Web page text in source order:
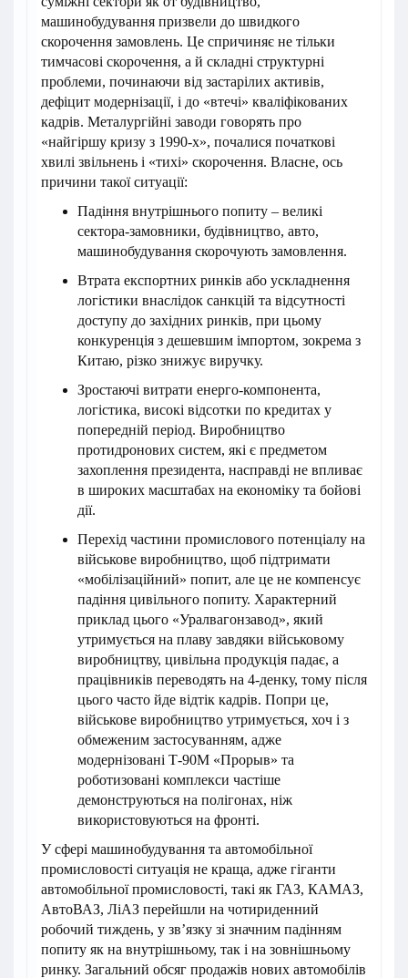
машинобудування призвели до швидкого
скорочення замовлень. Це спричиняє не тільки
тимчасові скорочення, а й складні структурні
проблеми, починаючи від застарілих активів,
дефіцит модернізації, і до «втечі» кваліфікованих
кадрів. Металургійні заводи говорять про
«найгіршу кризу з 1990-х», почалися початкові
хвилі звільнень і «тихі» скорочення. Власне, ось
причини такої ситуації:
Падіння внутрішнього попиту – великі
сектора-замовники, будівництво, авто,
машинобудування скорочують замовлення.
Втрата експортних ринків або ускладнення
логістики внаслідок санкцій та відсутності
доступу до західних ринків, при цьому
конкуренція з дешевшим імпортом, зокрема з
Китаю, різко знижує виручку.
Зростаючі витрати енерго-компонента,
логістика, високі відсотки по кредитах у
попередній період. Виробництво
протидронових систем, які є предметом
захоплення президента, насправді не впливає
в широких масштабах на економіку та бойові
дії.
Перехід частини промислового потенціалу на
військове виробництво, щоб підтримати
«мобілізаційний» попит, але це не компенсує
падіння цивільного попиту. Характерний
приклад цього «Уралвагонзавод», який
утримується на плаву завдяки військовому
виробництву, цивільна продукція падає, а
працівників переводять на 4-денку, тому після
цього часто йде відтік кадрів. Попри це,
військове виробництво утримується, хоч і з
обмеженим застосуванням, адже
модернізовані Т-90М «Прорыв» та
роботизовані комплекси частіше
демонструються на полігонах, ніж
використовуються на фронті.
У сфері машинобудування та автомобільної
промисловості ситуація не краща, адже гіганти
автомобільної промисловості, такі як ГАЗ, КАМАЗ,
АвтоВАЗ, ЛіАЗ перейшли на чотириденний
робочий тиждень, у зв’язку зі значним падінням
попиту як на внутрішньому, так і на зовнішньому
ринку. Загальний обсяг продажів нових автомобілів